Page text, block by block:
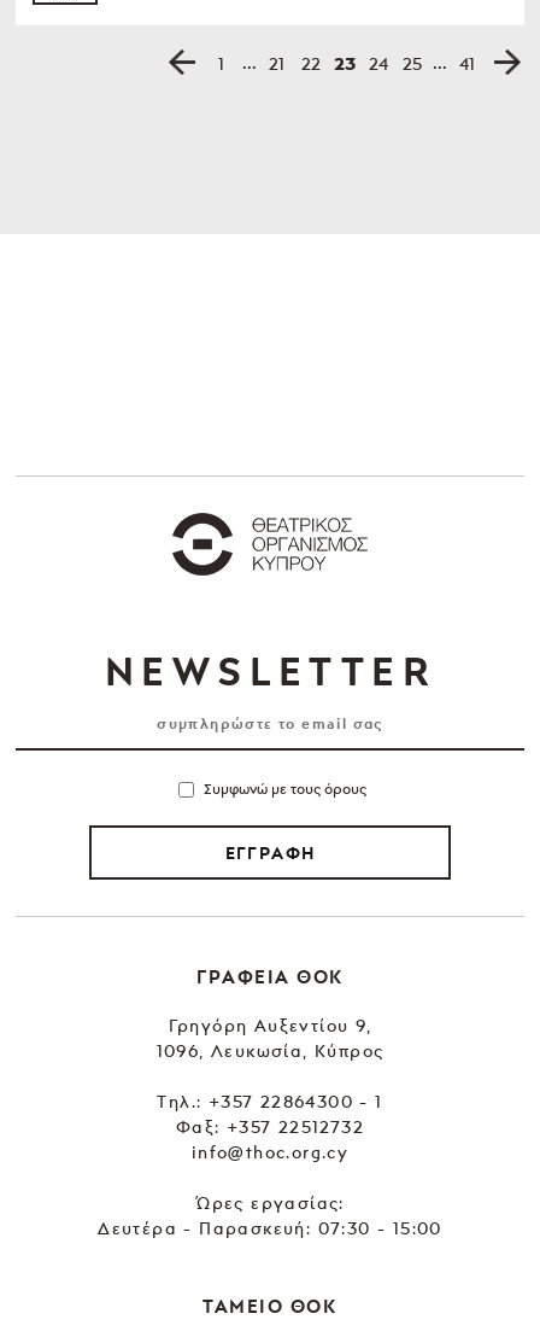
1 ... 21 22 23 24 25 ... 41
NEWSLETTER
Συμφωνώ με τους όρους
ΕΓΓΡΑΦΗ
ΓΡΑΦΕΙΑ ΘΟΚ
Γρηγόρη Αυξεντίου 9,
1096, Λευκωσία, Κύπρος
Tηλ.: +357 22864300 - 1
Φαξ: +357 22512732
info@thoc.org.cy
Ώρες εργασίας:
Δευτέρα - Παρασκευή: 07:30 - 15:00
ΤΑΜΕΙΟ ΘΟΚ